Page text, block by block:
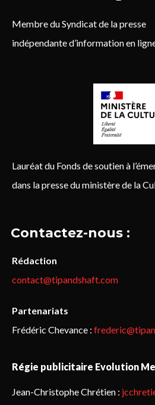
Membre du Syndicat de la presse
indépendante d’information en
Lauréat du Fonds de soutien à
dans la presse du ministère de la
Contactez-nous :
Rédaction
contact@tipandshaft.com
Partenariats
Frédéric Chevance :
Régie publicitaire Evolution
Jean-Christophe Chrétien :